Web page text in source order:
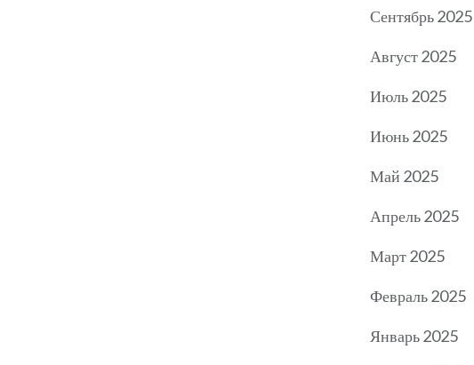
Сентябрь 2025
Август 2025
Июль 2025
Июнь 2025
Май 2025
Апрель 2025
Март 2025
Февраль 2025
Январь 2025